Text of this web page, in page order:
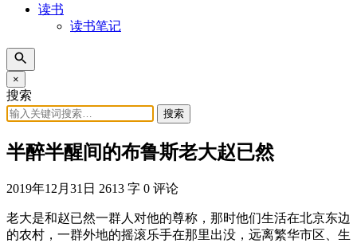
读书
读书笔记
×
搜索
搜索
半醉半醒间的布鲁斯老大赵已然
2019年12月31日 2613 字 0 评论
老大是和赵已然一群人对他的尊称，那时他们生活在北京东边
的农村，一群外地的摇滚乐手在那里出没，远离繁华市区、生